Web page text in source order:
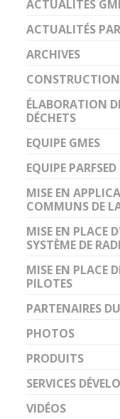
ACTUALITÉS
ACTUALITÉS
ARCHIVES
ÉLABORATION
DÉCHETS
EQUIPE GMES
EQUIPE PARFSED
MISE EN
COMMUNS DE
MISE EN PLACE
SYSTÈME DE
MISE EN PLACE
PILOTES
PARTENAIRES
PHOTOS
PRODUITS
SERVICES
VIDÉOS